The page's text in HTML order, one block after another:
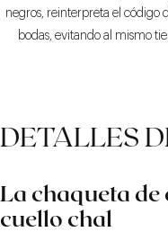
negros, reinterpreta el código
bodas, evitando al mismo
DETALLES
La chaqueta
cuello chal